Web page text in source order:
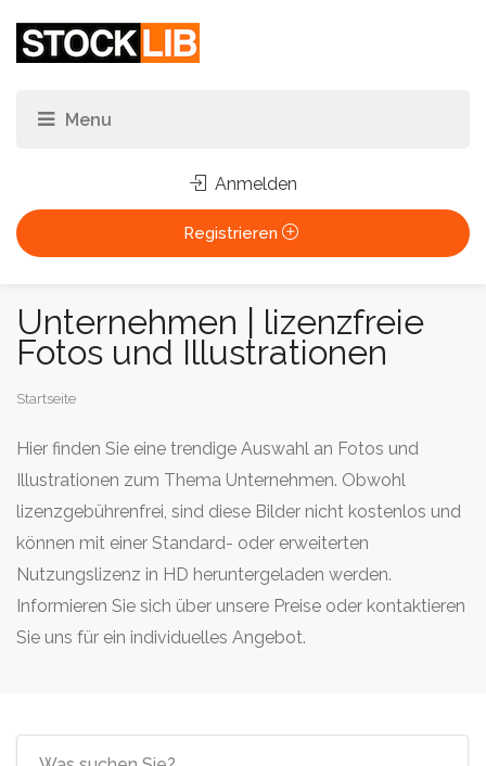
Anmelden
Registrieren
Unternehmen | lizenzfreie
Fotos und Illustrationen
Sie
hier:
Startseite
Hier finden Sie eine trendige Auswahl an Fotos und
Illustrationen zum Thema Unternehmen. Obwohl
lizenzgebührenfrei, sind diese Bilder nicht kostenlos und
können mit einer Standard- oder erweiterten
Nutzungslizenz in HD heruntergeladen werden.
Informieren Sie sich über unsere Preise oder kontaktieren
Sie uns für ein individuelles Angebot.